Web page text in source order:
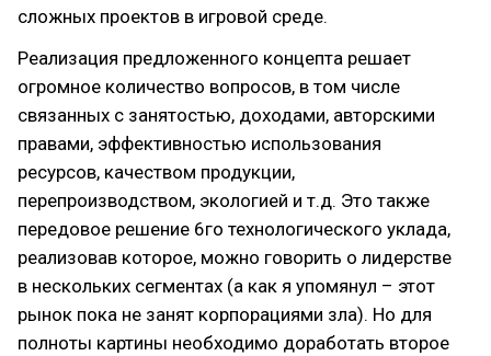
сложных проектов в игровой среде.
Реализация предложенного концепта решает
огромное количество вопросов, в том числе
связанных с занятостью, доходами, авторскими
правами, эффективностью использования
ресурсов, качеством продукции,
перепроизводством, экологией и т.д. Это также
передовое решение 6го технологического уклада,
реализовав которое, можно говорить о лидерстве
в нескольких сегментах (а как я упомянул – этот
рынок пока не занят корпорациями зла). Но для
полноты картины необходимо доработать второе